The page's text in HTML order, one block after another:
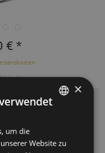
€ *
Werktage
×
um die
Website zu